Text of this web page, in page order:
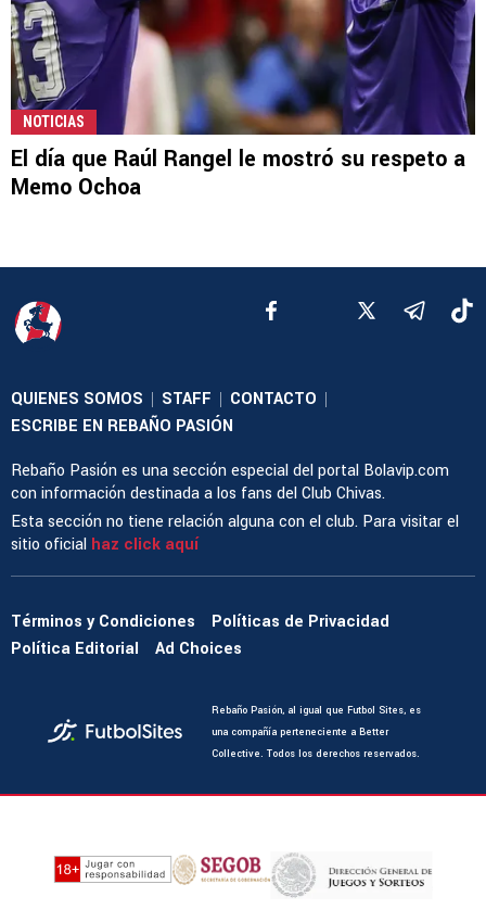
NOTICIAS
El día que Raúl Rangel le mostró su respeto a
Memo Ochoa
QUIENES SOMOS | STAFF | CONTACTO |
ESCRIBE EN REBAÑO PASIÓN
Rebaño Pasión es una sección especial del portal Bolavip.com
con información destinada a los fans del Club Chivas.
Esta sección no tiene relación alguna con el club. Para visitar el
sitio oficial haz click aquí
Términos y Condiciones
Políticas de Privacidad
Política Editorial
Ad Choices
Rebaño Pasión, al igual que Futbol Sites, es
una compañía perteneciente a Better
Collective. Todos los derechos reservados.